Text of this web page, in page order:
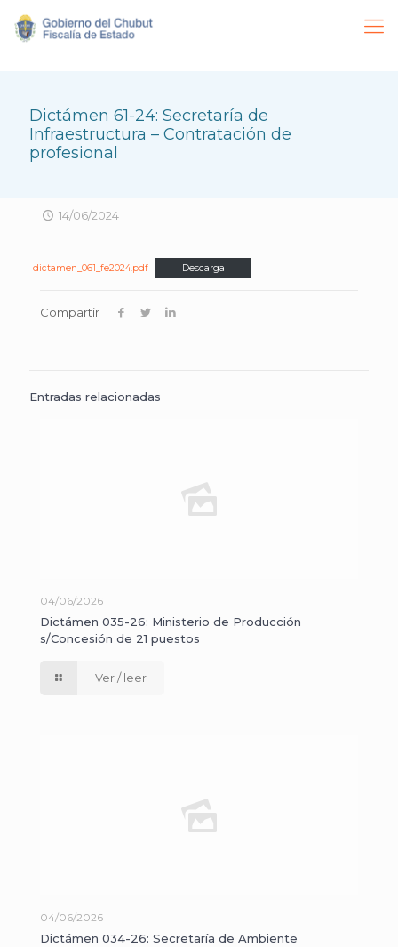
Dictámen 61-24: Secretaría de
Infraestructura – Contratación de
profesional
14/06/2024
dictamen_061_fe2024.pdf Descarga
Compartir
Entradas relacionadas
04/06/2026
Dictámen 035-26: Ministerio de Producción
s/Concesión de 21 puestos
Ver / leer
04/06/2026
Dictámen 034-26: Secretaría de Ambiente